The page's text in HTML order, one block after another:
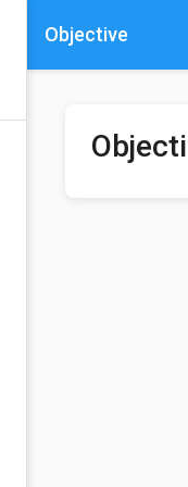
Objective